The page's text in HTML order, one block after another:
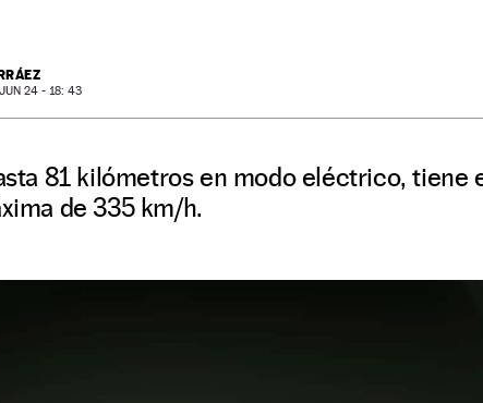
24 - 18: 43
81 kilómetros en modo eléctrico, tiene
de 335 km/h.